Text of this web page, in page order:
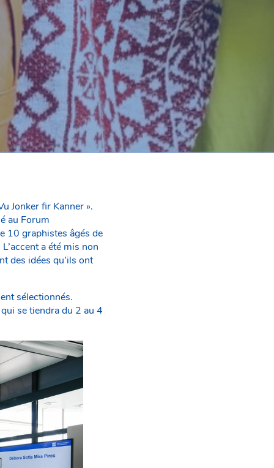
Jonker fir Kanner ».
au Forum
10 graphistes âgés de
a été mis non
des idées qu’ils ont
sélectionnés.
se tiendra du 2 au 4